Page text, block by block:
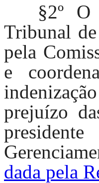
§2º O
Tribunal
pela
e
prejuízo
dada pela